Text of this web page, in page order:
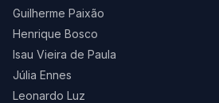
Guilherme Paixão
Henrique Bosco
Isau Vieira de Paula
Júlia Ennes
Leonardo Luz